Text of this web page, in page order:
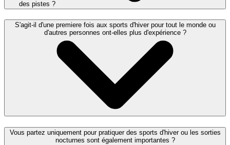
des pistes ?
S'agit-il d'une premiere fois aux sports d'hiver pour tout le monde ou
d'autres personnes ont-elles plus d'expérience ?
Vous partez uniquement pour pratiquer des sports d'hiver ou les sorties
nocturnes sont également importantes ?